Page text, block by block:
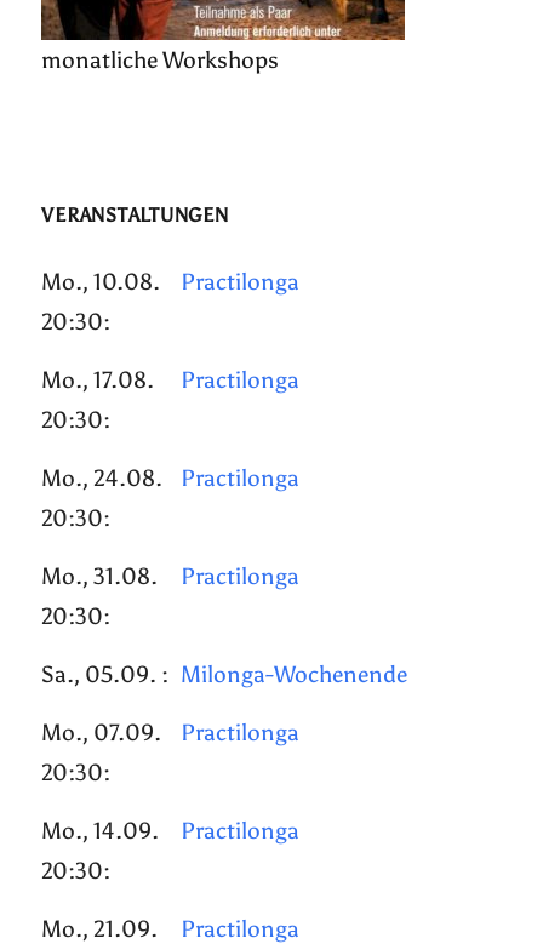
monatliche Workshops
VERANSTALTUNGEN
Mo., 10.08.
20:30:
Practilonga
Mo., 17.08.
20:30:
Practilonga
Mo., 24.08.
20:30:
Practilonga
Mo., 31.08.
20:30:
Practilonga
Sa., 05.09. : Milonga-Wochenende
Mo., 07.09.
20:30:
Practilonga
Mo., 14.09.
20:30:
Practilonga
Mo., 21.09.
Practilonga